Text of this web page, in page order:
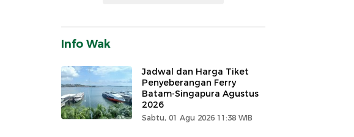
Info Wak
Jadwal dan Harga Tiket
Penyeberangan Ferry
Batam-Singapura Agustus
2026
Sabtu, 01 Agu 2026 11:38 WIB